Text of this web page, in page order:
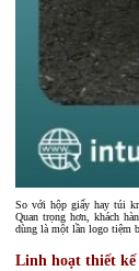
So với hộp giấy hay túi
Quan trọng hơn, khách
dùng là một lần logo tiệm
Linh hoạt thiết